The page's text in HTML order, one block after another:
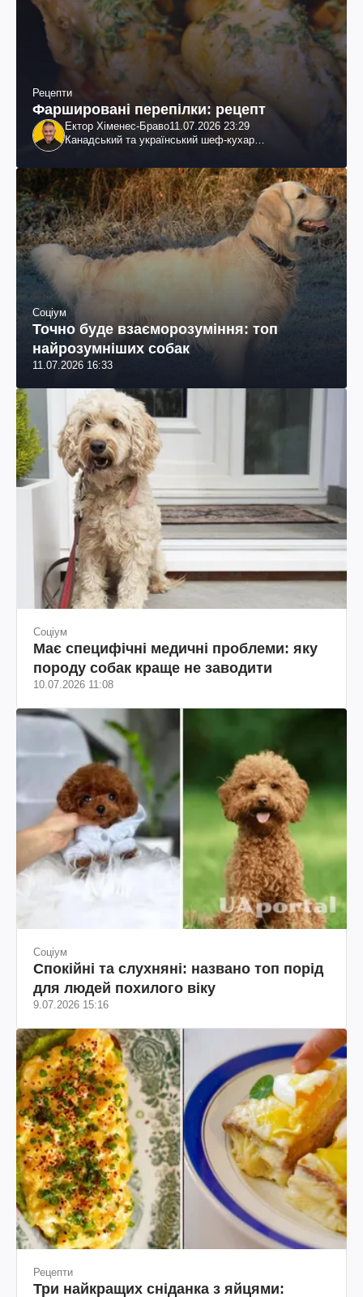
Рецепти
Фаршировані перепілки: рецепт
Ектор Хіменес-Браво11.07.2026 23:29
Канадський та український шеф-кухар
Соціум
Точно буде взаєморозуміння: топ
найрозумніших собак
11.07.2026 16:33
Соціум
Має специфічні медичні проблеми: яку
породу собак краще не заводити
10.07.2026 11:08
Соціум
Спокійні та слухняні: названо топ порід
для людей похилого віку
9.07.2026 15:16
Рецепти
Три найкращих сніданка з яйцями: